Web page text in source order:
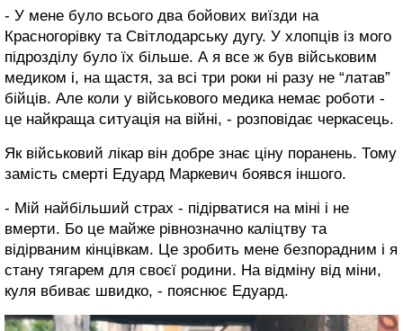
- У мене було всього два бойових виїзди на
Красногорівку та Світлодарську дугу. У хлопців із мого
підрозділу було їх більше. А я все ж був військовим
медиком і, на щастя, за всі три роки ні разу не “латав”
бійців. Але коли у військового медика немає роботи -
це найкраща ситуація на війні, - розповідає черкасець.
Як військовий лікар він добре знає ціну поранень. Тому
замість смерті Едуард Маркевич боявся іншого.
- Мій найбільший страх - підірватися на міні і не
вмерти. Бо це майже рівнозначно каліцтву та
відірваним кінцівкам. Це зробить мене безпорадним і я
стану тягарем для своєї родини. На відміну від міни,
куля вбиває швидко, - пояснює Едуард.